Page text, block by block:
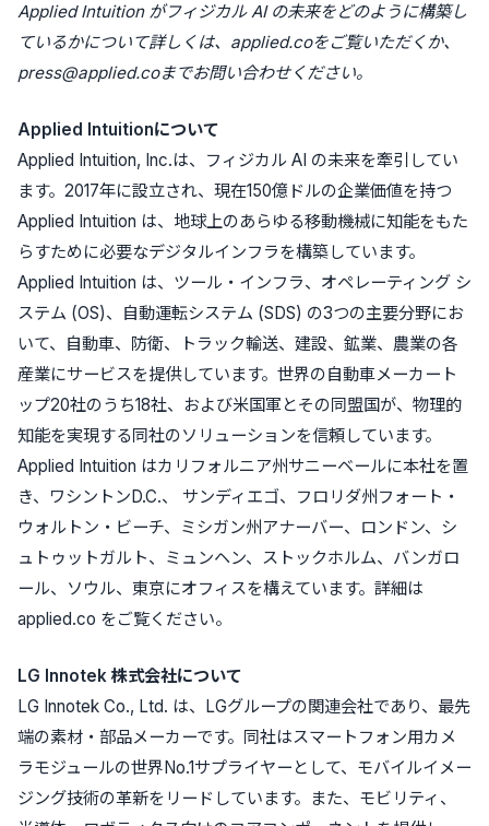
Applied Intuition がフィジカル AI の未来をどのように構築し
ているかについて詳しくは、applied.coをご覧いただくか、
press@applied.coまでお問い合わせください。
Applied Intuitionについて
Applied Intuition, Inc.は、フィジカル AI の未来を牽引してい
ます。2017年に設立され、現在150億ドルの企業価値を持つ
Applied Intuition は、地球上のあらゆる移動機械に知能をもた
らすために必要なデジタルインフラを構築しています。
Applied Intuition は、ツール・インフラ、オペレーティング シ
ステム (OS)、自動運転システム (SDS) の3つの主要分野にお
いて、自動車、防衛、トラック輸送、建設、鉱業、農業の各
産業にサービスを提供しています。世界の自動車メーカート
ップ20社のうち18社、および米国軍とその同盟国が、物理的
知能を実現する同社のソリューションを信頼しています。
Applied Intuition はカリフォルニア州サニーベールに本社を置
き、ワシントンD.C.、 サンディエゴ、フロリダ州フォート・
ウォルトン・ビーチ、ミシガン州アナーバー、ロンドン、シ
ュトゥットガルト、ミュンヘン、ストックホルム、バンガロ
ール、ソウル、東京にオフィスを構えています。詳細は
applied.co をご覧ください。
LG Innotek 株式会社について
LG Innotek Co., Ltd. は、LGグループの関連会社であり、最先
端の素材・部品メーカーです。同社はスマートフォン用カメ
ラモジュールの世界No.1サプライヤーとして、モバイルイメー
ジング技術の革新をリードしています。また、モビリティ、